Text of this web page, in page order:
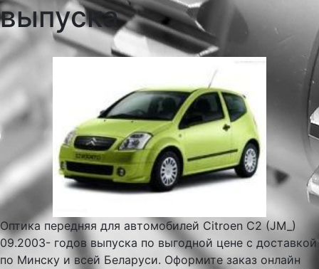
выпуска
Оптика передняя для автомобилей Citroen C2 (JM_)
09.2003- годов выпуска по выгодной цене с доставкой
по Минску и всей Беларуси. Оформите заказ онлайн